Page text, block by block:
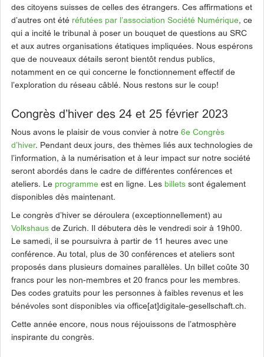
des citoyens suisses de celles des étrangers. Ces affirmations et
d’autres ont été réfutées par l’association Société Numérique, ce
qui a incité le tribunal à poser un bouquet de questions au SRC
et aux autres organisations étatiques impliquées. Nous espérons
que de nouveaux détails seront bientôt rendus publics,
notamment en ce qui concerne le fonctionnement effectif de
l’exploration du réseau câblé. Nous restons sur le coup!
Congrès d’hiver des 24 et 25 février 2023
Nous avons le plaisir de vous convier à notre 6e Congrès
d’hiver. Pendant deux jours, des thèmes liés aux technologies de
l’information, à la numérisation et à leur impact sur notre société
seront abordés dans le cadre de différentes conférences et
ateliers. Le programme est en ligne. Les billets sont également
disponibles dès maintenant.
Le congrès d’hiver se déroulera (exceptionnellement) au
Volkshaus de Zurich. Il débutera dès le vendredi soir à 19h00.
Le samedi, il se poursuivra à partir de 11 heures avec une
conférence. Au total, plus de 30 conférences et ateliers sont
proposés dans plusieurs domaines parallèles. Un billet coûte 30
francs pour les non-membres et 20 francs pour les membres.
Des codes gratuits pour les personnes à faibles revenus et les
bénévoles sont disponibles via office[at]digitale-gesellschaft.ch.
Cette année encore, nous nous réjouissons de l’atmosphère
inspirante du congrès.